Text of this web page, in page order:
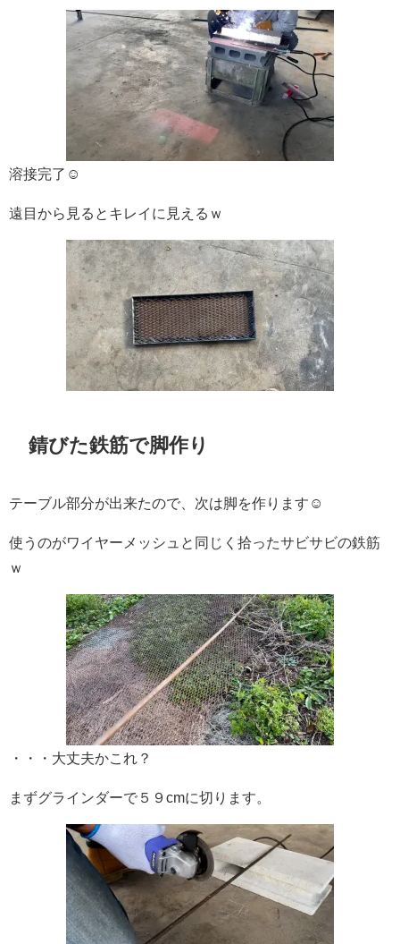
溶接完了☺
遠目から見るとキレイに見えるｗ
錆びた鉄筋で脚作り
テーブル部分が出来たので、次は脚を作ります☺
使うのがワイヤーメッシュと同じく拾ったサビサビの鉄筋
ｗ
・・・大丈夫かこれ？
まずグラインダーで５９cmに切ります。